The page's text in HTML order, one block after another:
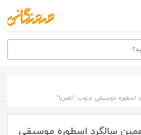
اسطوره موسیقی جنوب “ناصریا”
سالگرد اسطوره موسیقی